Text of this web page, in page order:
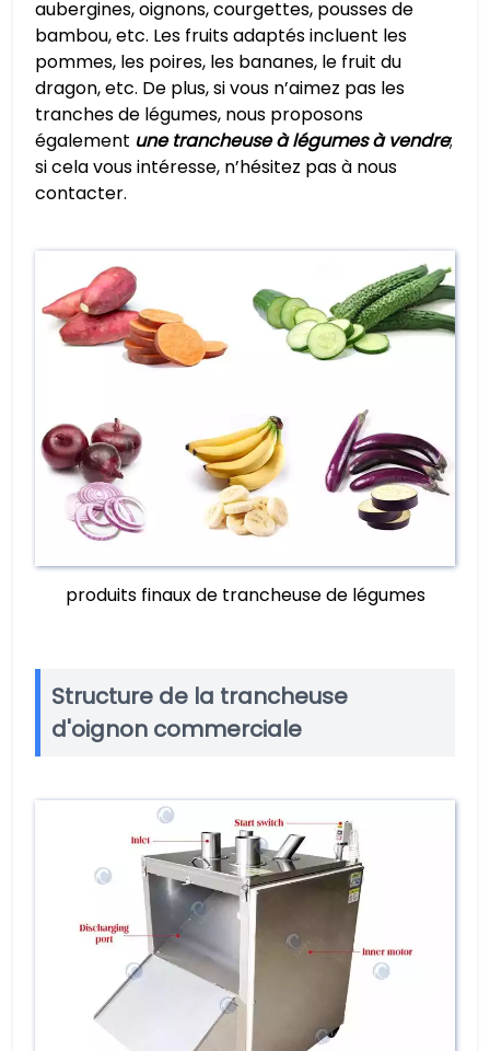
aubergines, oignons, courgettes, pousses de
bambou, etc. Les fruits adaptés incluent les
pommes, les poires, les bananes, le fruit du
dragon, etc. De plus, si vous n’aimez pas les
tranches de légumes, nous proposons
également une trancheuse à légumes à vendre;
si cela vous intéresse, n’hésitez pas à nous
contacter.
produits finaux de trancheuse de légumes
Structure de la trancheuse
d'oignon commerciale